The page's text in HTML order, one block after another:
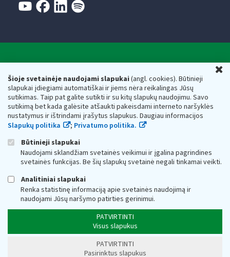
Šioje svetainėje naudojami slapukai(angl. cookies). Būtinieji
slapukai įdiegiami automatiškai ir jiems nėra reikalingas Jūsų
sutikimas. Taip pat galite sutikti ir su kitų slapukų naudojimu. Savo
sutikimą bet kada galėsite atšaukti pakeisdami interneto naršyklės
nustatymus ir ištrindami įrašytus slapukus. Daugiau informacijos
Slapukų politika
; Privatumo politika.
Būtinieji slapukai
Naudojami sklandžiam svetainės veikimui ir įgalina pagrindines
svetainės funkcijas. Be šių slapukų svetainė negali tinkamai veikti.
Analitiniai slapukai
Renka statistinę informaciją apie svetainės naudojimą ir
naudojami Jūsų naršymo patirties gerinimui.
PATVIRTINTI
Visus slapukus
PATVIRTINTI
Pasirinktus slapukus
Valstybinė mokesčių inspekcija prie Lietuvos
Respublikos finansų ministerijos
Biudžetinė įstaiga. Juridinio asmens kodas — 188659752,
adresas: Vasario 16-osios g. 14, 01107 Vilnius, Lietuva, el.paštas:
vmi@vmi.lt , E. pristatymo dėžutės adresas 188659752
Duomenys apie Valstybinę mokesčių inspekciją prie Lietuvos
Respublikos finansų ministerijos kaupiami ir saugomi Juridinių